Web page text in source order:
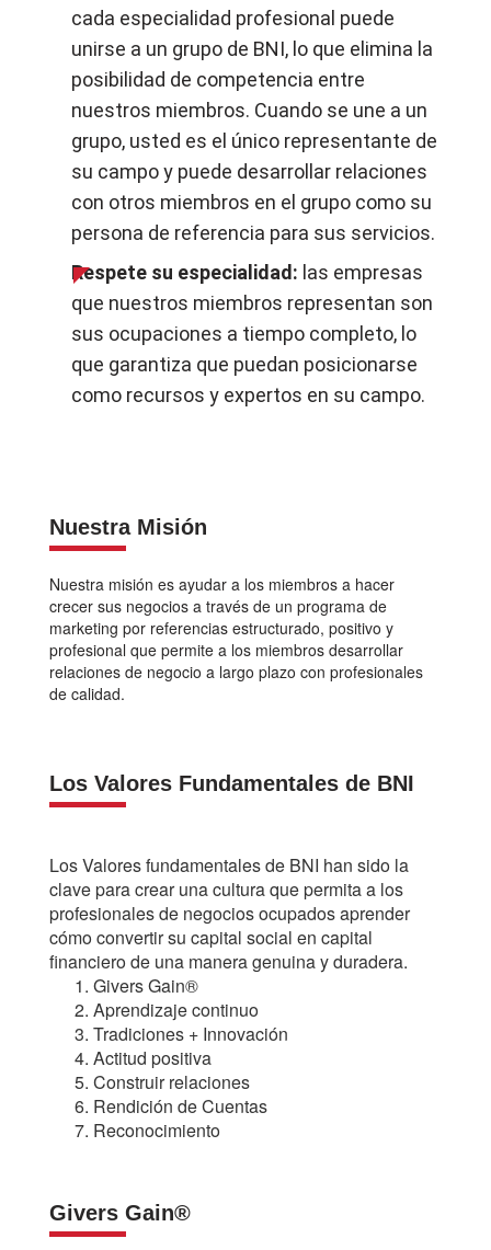
cada especialidad profesional puede
unirse a un grupo de BNI, lo que elimina la
posibilidad de competencia entre
nuestros miembros. Cuando se une a un
grupo, usted es el único representante de
su campo y puede desarrollar relaciones
con otros miembros en el grupo como su
persona de referencia para sus servicios.
Respete su especialidad: las empresas
que nuestros miembros representan son
sus ocupaciones a tiempo completo, lo
que garantiza que puedan posicionarse
como recursos y expertos en su campo.
Nuestra Misión
Nuestra misión es ayudar a los miembros a hacer
crecer sus negocios a través de un programa de
marketing por referencias estructurado, positivo y
profesional que permite a los miembros desarrollar
relaciones de negocio a largo plazo con profesionales
de calidad.
Los Valores Fundamentales de BNI
Los Valores fundamentales de BNI han sido la
clave para crear una cultura que permita a los
profesionales de negocios ocupados aprender
cómo convertir su capital social en capital
financiero de una manera genuina y duradera.
Givers Gain®
Aprendizaje continuo
Tradiciones + Innovación
Actitud positiva
Construir relaciones
Rendición de Cuentas
Reconocimiento
Givers Gain®